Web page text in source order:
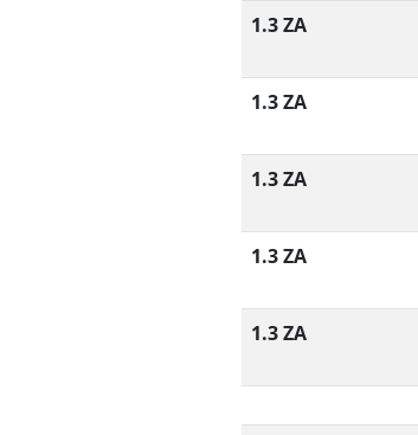
1.3 ZA
1.3 ZA
1.3 ZA
1.3 ZA
1.3 ZA